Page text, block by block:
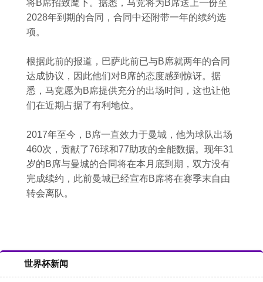
将B席招致麾下。据悉，马竞将为B席送上一份至
2028年到期的合同，合同中还附带一年的续约选
项。
根据此前的报道，巴萨此前已与B席就两年的合同
达成协议，因此他们对B席的态度感到惊讶。据
悉，马竞愿为B席提供充分的出场时间，这也让他
们在近期占据了有利地位。
2017年至今，B席一直效力于曼城，他为球队出场
460次，贡献了76球和77助攻的全能数据。现年31
岁的B席与曼城的合同将在本月底到期，双方没有
完成续约，此前曼城已经宣布B席将在赛季末自由
转会离队。
世界杯新闻